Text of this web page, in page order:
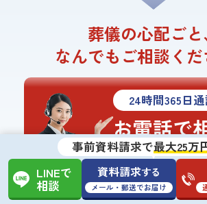
葬儀の心配ごと
なんでもご相談くだ
24時間365日
お電話で
事前資料請求で最大25万
LINEで
相談
資料請求する
メール・郵送でお届け